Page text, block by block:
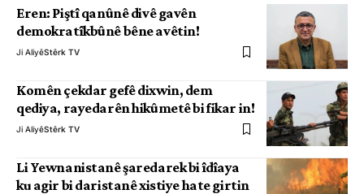
Eren: Piştî qanûnê divê gavên
demokratîkbûnê bêne avêtin!
Ji AliyêStêrk TV
Komên çekdar gefê dixwin, dem
qediya, rayedarên hikûmetê bi fikar in!
Ji AliyêStêrk TV
Li Yewnanistanê şaredarek bi îdîaya
ku agir bi daristanê xistiye hate girtin